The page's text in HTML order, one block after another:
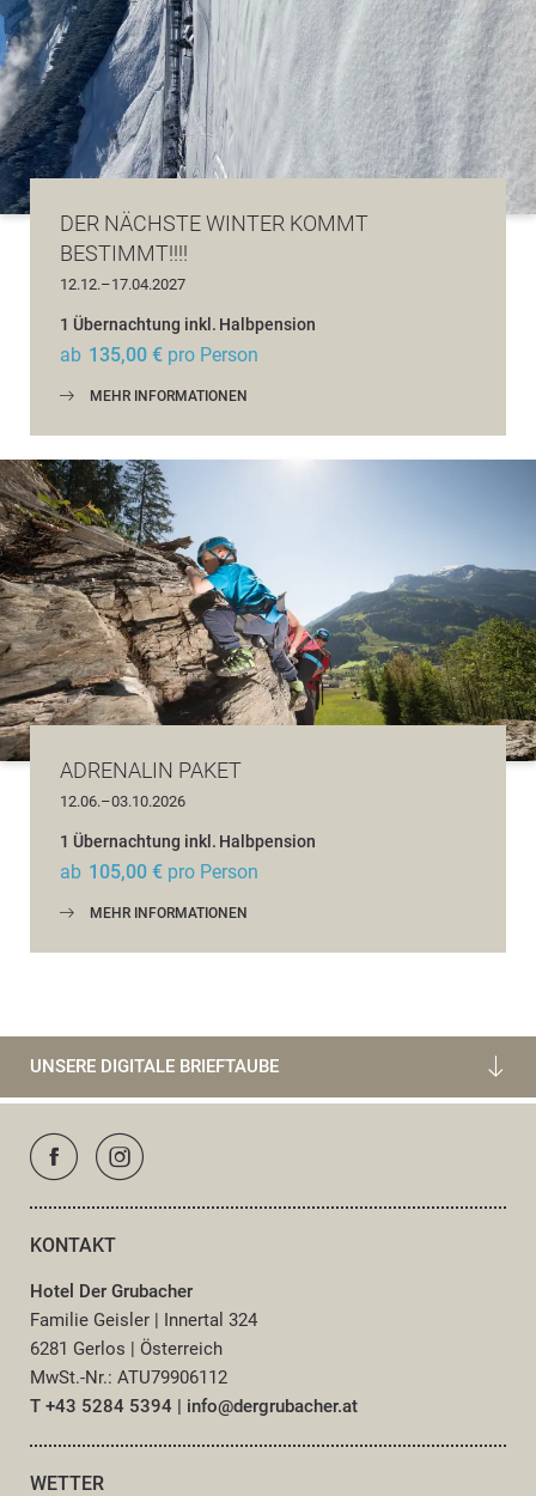
DER NÄCHSTE WINTER KOMMT
BESTIMMT!!!!
12.12.–17.04.2027
1 Übernachtung inkl. Halbpension
ab 135,00 € pro Person
MEHR INFORMATIONEN
ADRENALIN PAKET
12.06.–03.10.2026
1 Übernachtung inkl. Halbpension
ab 105,00 € pro Person
MEHR INFORMATIONEN
UNSERE DIGITALE BRIEFTAUBE
KONTAKT
Hotel Der Grubacher
Familie Geisler | Innertal 324
6281 Gerlos | Österreich
MwSt.-Nr.: ATU79906112
T +43 5284 5394 | info@dergrubacher.at
WETTER